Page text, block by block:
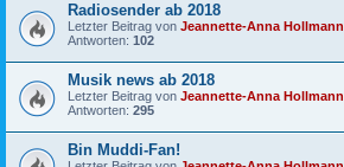
Radiosender ab 2018
Letzter Beitrag von Jeannette-Anna Hollmann
Antworten: 102
Musik news ab 2018
Letzter Beitrag von Jeannette-Anna Hollmann
Antworten: 295
Bin Muddi-Fan!